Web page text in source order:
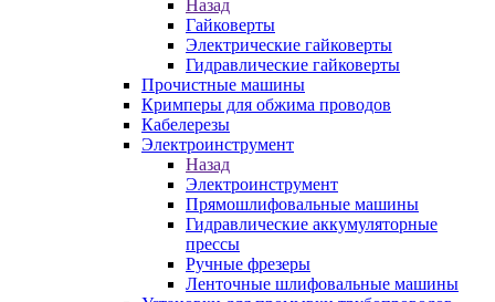
Назад
Гайковерты
Электрические гайковерты
Гидравлические гайковерты
Прочистные машины
Кримперы для обжима проводов
Кабелерезы
Электроинструмент
Назад
Электроинструмент
Прямошлифовальные машины
Гидравлические аккумуляторные
прессы
Ручные фрезеры
Ленточные шлифовальные машины